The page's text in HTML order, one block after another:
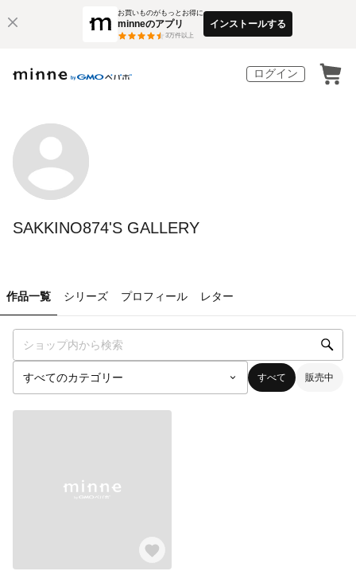
お買いものがもっとお得に
minneのアプリ
3万件以上
インストールする
ログイン
SAKKINO874'S GALLERY
作品一覧 シリーズ プロフィール レター
すべて 販売中